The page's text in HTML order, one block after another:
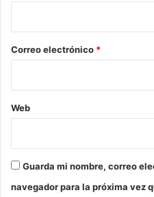
*
Correo electrónico *
Web
Guarda mi nombre, correo
navegador para la próxima vez